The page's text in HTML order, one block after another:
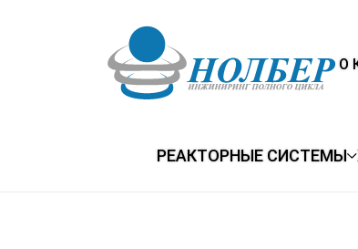
О
РЕАКТОРНЫЕ СИСТЕМЫ